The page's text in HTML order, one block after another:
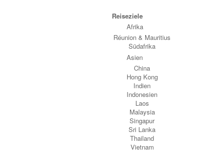
Reiseziele
Afrika
Réunion & Mauritius
Südafrika
Asien
China
Hong Kong
Indien
Indonesien
Laos
Malaysia
Singapur
Sri Lanka
Thailand
Vietnam